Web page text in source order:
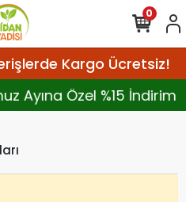
Kargo Ücretsiz!
Ayına Özel %15 İndirim
0